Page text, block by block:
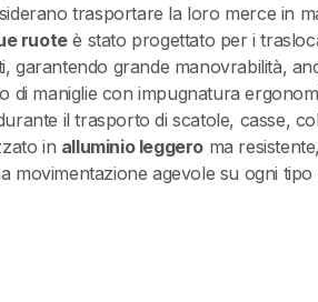
trasportare la loro merce in
ruoteè stato progettato per i
garantendo grande manovrabilità,
di maniglie con impugnatura
il trasporto di scatole, casse,
in alluminio leggero ma
movimentazione agevole su ogni